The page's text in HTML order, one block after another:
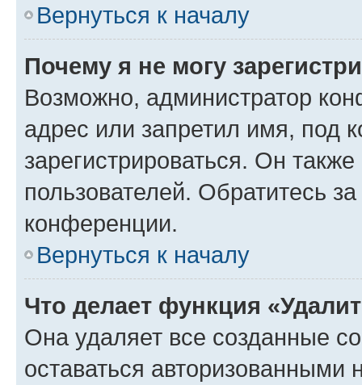
Вернуться к началу
Почему я не могу
Возможно, администратор
адрес или запретил имя, под
зарегистрироваться. Он
пользователей. Обратитесь
конференции.
Вернуться к началу
Что делает функция
Она удаляет все созданные
оставаться авторизованными